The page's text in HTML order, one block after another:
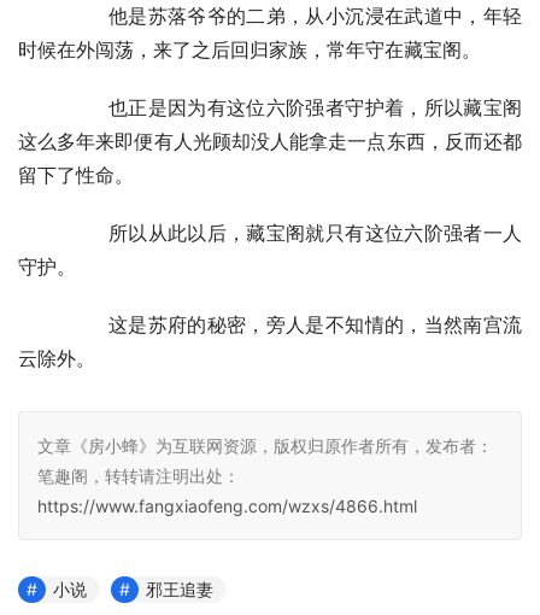
他是苏落爷爷的二弟，从小沉浸在武道中，年轻
时候在外闯荡，来了之后回归家族，常年守在藏宝阁。
也正是因为有这位六阶强者守护着，所以藏宝阁
这么多年来即便有人光顾却没人能拿走一点东西，反而还都
留下了性命。
所以从此以后，藏宝阁就只有这位六阶强者一人
守护。
这是苏府的秘密，旁人是不知情的，当然南宫流
云除外。
文章《房小蜂》为互联网资源，版权归原作者所有，发布者：
笔趣阁，转转请注明出处：
https://www.fangxiaofeng.com/wzxs/4866.html
小说 邪王追妻